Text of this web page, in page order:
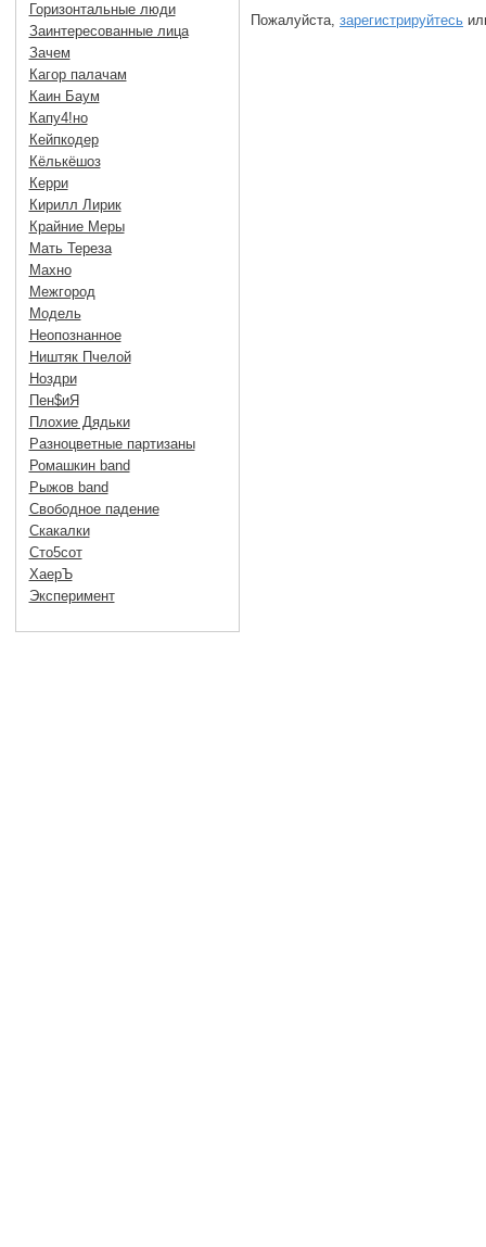
Пожалуйста, зарегистрируйтесь
Горизонтальные люди
Заинтересованные лица
Зачем
Кагор палачам
Каин Баум
Капу4!но
Кейпкодер
Кёлькёшоз
Керри
Кирилл Лирик
Крайние Меры
Мать Тереза
Махно
Межгород
Модель
Неопознанное
Ништяк Пчелой
Ноздри
Пен$иЯ
Плохие Дядьки
Разноцветные партизаны
Ромашкин band
Рыжов band
Свободное падение
Скакалки
Сто5сот
ХаерЪ
Эксперимент